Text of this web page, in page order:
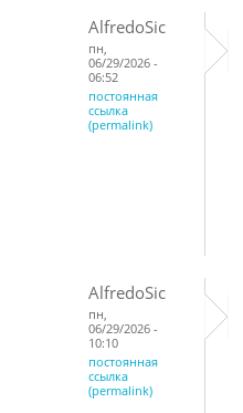
AlfredoSic
пн,
06/29/2026 -
06:52
постоянная
ссылка
(permalink)
AlfredoSic
пн,
06/29/2026 -
10:10
постоянная
ссылка
(permalink)